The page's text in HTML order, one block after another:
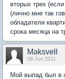
вторых трех
(лично мне так
обладатели
срока месяца на
Maksvell
08 Jun 2011
Мой выпад был в